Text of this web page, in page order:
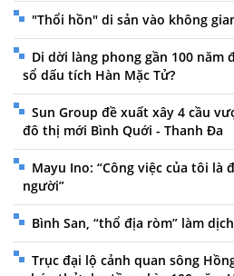
"Thổi hồn" di sản vào không
Di dời làng phong gần 100 năm
sổ dấu tích Hàn Mặc Tử?
Sun Group đề xuất xây 4 cầu
đô thị mới Bình Quới - Thanh Đa
Mayu Ino: “Công việc của tôi
người”
Bình San, “thổ địa ròm” làm
Trục đại lộ cảnh quan sông